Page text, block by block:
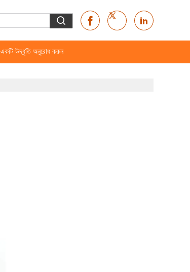
একটি উদ্ধৃতি অনুরোধ করুন